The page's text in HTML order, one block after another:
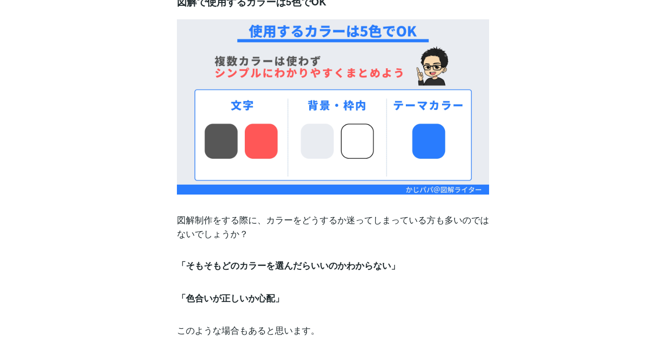
図解制作をする際に、カラーをどうするか迷ってしまっている方も多いのでは
ないでしょうか？
「そもそもどのカラーを選んだらいいのかわからない」
「色合いが正しいか心配」
このような場合もあると思います。